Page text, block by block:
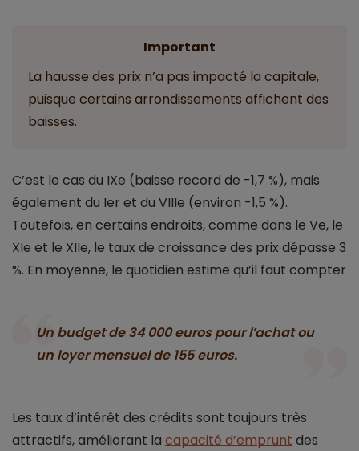
Important
La hausse des prix n’a pas impacté la capitale,
puisque certains arrondissements affichent des
baisses.
C’est le cas du IXe (baisse record de -1,7 %), mais
également du Ier et du VIIIe (environ -1,5 %).
Toutefois, en certains endroits, comme dans le Ve, le
XIe et le XIIe, le taux de croissance des prix dépasse 3
%. En moyenne, le quotidien estime qu’il faut compter
Un budget de 34 000 euros pour l’achat ou
un loyer mensuel de 155 euros.
Les taux d’intérêt des crédits sont toujours très
attractifs, améliorant la capacité d’emprunt des